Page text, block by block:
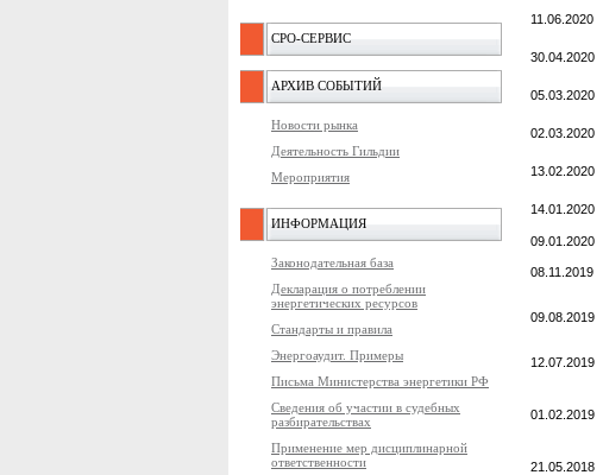
СРО-СЕРВИС
АРХИВ СОБЫТИЙ
Новости рынка
Деятельность Гильдии
Мероприятия
ИНФОРМАЦИЯ
Законодательная база
Декларация о потреблении
энергетических ресурсов
Стандарты и правила
Энергоаудит. Примеры
Письма Министерства энергетики РФ
Сведения об участии в судебных
разбирательствах
Применение мер дисциплинарной
ответственности
11.06.2020
30.04.2020
05.03.2020
02.03.2020
13.02.2020
14.01.2020
09.01.2020
08.11.2019
09.08.2019
12.07.2019
01.02.2019
21.05.2018